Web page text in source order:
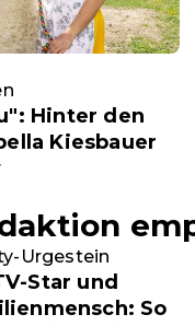
Hinter den
Kiesbauer
Urgestein
Star und
So